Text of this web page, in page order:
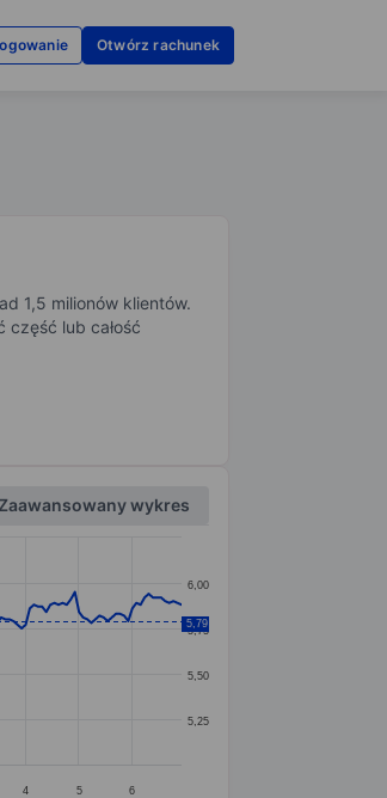
Otwórz rachunek
1,5 milionów klientów.
część lub całość
Zaawansowany wykres
4 5 6
5,25
5,50
5,75
6,00
5,79